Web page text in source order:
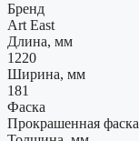
Бренд
Art East
Длина, мм
1220
Ширина, мм
181
Фаска
Прокрашенная фаска